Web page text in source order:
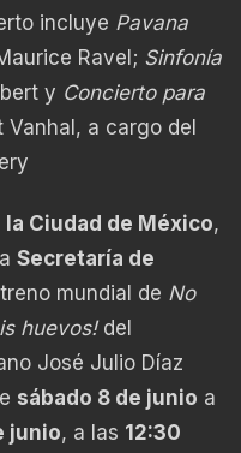
incluye Pavana
Ravel; Sinfonía
y Concierto para
a cargo del
Ciudad de México,
Secretaría de
mundial de No
huevos!del
José Julio Díaz
sábado 8 de junio a
junio, a las 12:30